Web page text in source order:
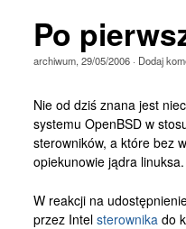
Archiwum
Wszystko
Aktualności
Artykuły
Krótkie
Jak pisać
Kontakt
Po
archiwum, 29/05/2006· Dodaj
Nie od dziś znana jest
systemu OpenBSD w
sterowników, a które bez
opiekunowie jądra linuksa.
W reakcji na
przez Intel sterownikado